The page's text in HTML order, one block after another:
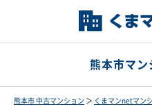
熊本市マン
熊本市 中古マンション ＞ くまマンnetマン